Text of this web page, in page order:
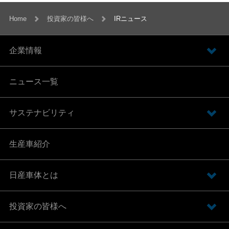
Home 投資家の皆様へ IRニュース
企業情報
ニュース一覧
サステナビリティ
生産車紹介
日産車体とは
投資家の皆様へ